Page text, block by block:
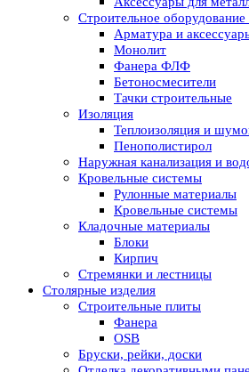
Строительное
Арматура и
Монолит
Фанера ФЛФ
Бетоносмесители
Тачки строительные
Изоляция
Теплоизоляция и
Пенополистирол
Наружная канализация и
Кровельные системы
Рулонные материалы
Кровельные системы
Кладочные материалы
Блоки
Кирпич
Стремянки и лестницы
Столярные изделия
Строительные плиты
Фанера
OSB
Бруски, рейки, доски